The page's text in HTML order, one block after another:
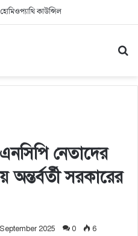
স্পিকার
নেতাদের
সরকারের
2025 0 6